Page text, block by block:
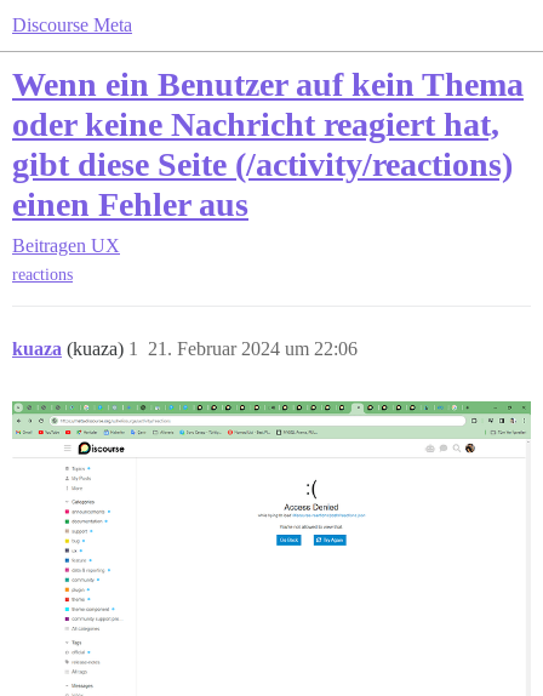
Discourse Meta
Wenn ein Benutzer auf kein Thema
oder keine Nachricht reagiert hat,
gibt diese Seite (/activity/reactions)
einen Fehler aus
Beitragen UX
reactions
kuaza (kuaza) 21. Februar 2024 um 22:06
1